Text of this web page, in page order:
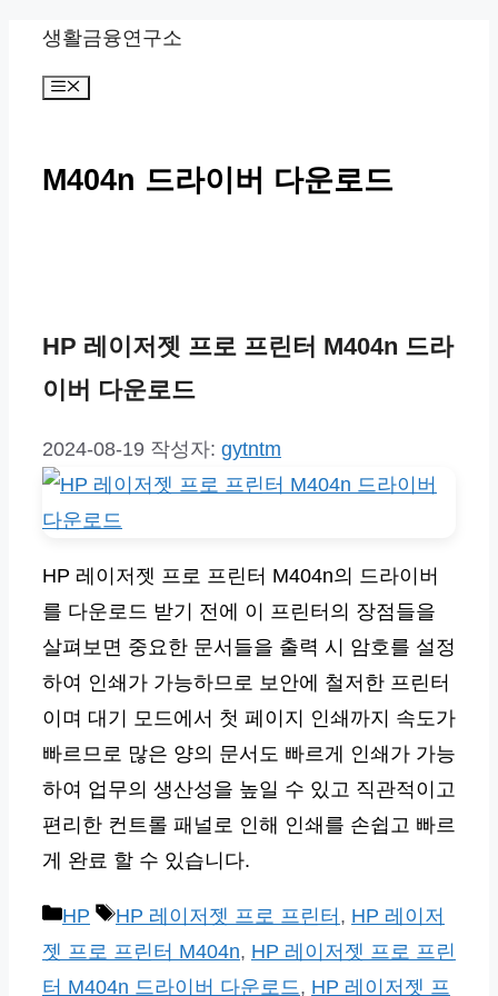
생활금융연구소
메
M404n 드라이버 다운로드
HP 레이저젯 프로 프린터 M404n 드라
이버 다운로드
2024-08-19 작성자: gytntm
HP 레이저젯 프로 프린터 M404n의 드라이버
를 다운로드 받기 전에 이 프린터의 장점들을
살펴보면 중요한 문서들을 출력 시 암호를 설정
하여 인쇄가 가능하므로 보안에 철저한 프린터
이며 대기 모드에서 첫 페이지 인쇄까지 속도가
빠르므로 많은 양의 문서도 빠르게 인쇄가 가능
하여 업무의 생산성을 높일 수 있고 직관적이고
편리한 컨트롤 패널로 인해 인쇄를 손쉽고 빠르
게 완료 할 수 있습니다.
카
테
고
HP
태
그
HP 레이저젯 프로 프린터 , HP 레이저
젯 프로 프린터 M404n, HP 레이저젯 프로 프린
터 M404n 드라이버 다운로드 , HP 레이저젯 프